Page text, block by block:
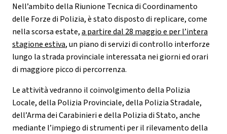
Nell’ambito della Riunione Tecnica di Coordinamento
delle Forze di Polizia, è stato disposto di replicare, come
nella scorsa estate,a partire dal 28 maggio e per l’intera
stagione estiva, un piano di servizi di controllo interforze
lungo la strada provinciale interessata nei giorni ed orari
di maggiore picco di percorrenza.
Le attività vedranno il coinvolgimento della Polizia
Locale, della Polizia Provinciale, della Polizia Stradale,
dell’Arma dei Carabinieri e della Polizia di Stato, anche
mediante l’impiego di strumenti per il rilevamento della